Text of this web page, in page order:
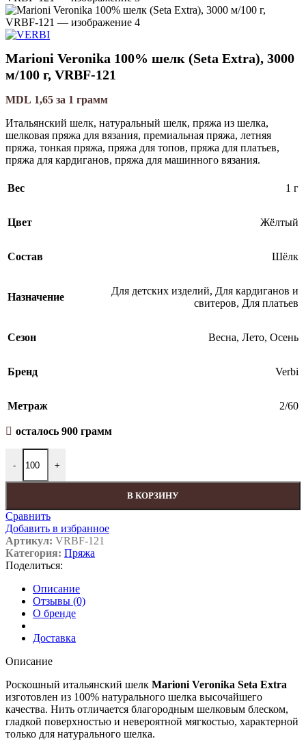
Marioni Veronika 100% шелк (Seta Extra), 3000
м/100 г, VRBF-121
MDL 1,65 за 1 грамм
Итальянский шелк, натуральный шелк, пряжа из шелка,
шелковая пряжа для вязания, премиальная пряжа, летняя
пряжа, тонкая пряжа, пряжа для топов, пряжа для платьев,
пряжа для кардиганов, пряжа для машинного вязания.
Вес 1 г
Цвет Жёлтый
Состав Шёлк
Назначение
Для детских изделий, Для кардиганов и
свитеров, Для платьев
Сезон Весна, Лето, Осень
Бренд Verbi
Метраж 2/60
осталось 900 грамм
- +
В КОРЗИНУ
Сравнить
Добавить в избранное
Артикул: VRBF-121
Категория: Пряжа
Поделиться:
Описание
Отзывы (0)
О бренде
Доставка
Описание
Роскошный итальянский шелк Marioni Veronika Seta Extra
изготовлен из 100% натурального шелка высочайшего
качества. Нить отличается благородным шелковым блеском,
гладкой поверхностью и невероятной мягкостью, характерной
только для натурального шелка.